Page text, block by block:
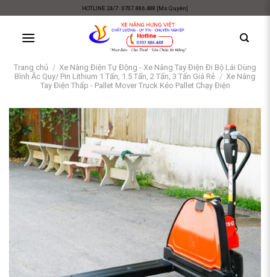
content
HOTLINE 24/7 : 0707.886.488 [Ms Quyên]
Trang chủ / Xe Nâng Điện Tự Động - Xe Nâng Tay Điện Đi Bộ Lái Dùng
Bình Ắc Quy/ Pin Lithium 1 Tấn, 1.5 Tấn, 2 Tấn, 3 Tấn Giá Rẻ / Xe Nâng
Tay Điện Thấp - Pallet Mover Truck Kéo Pallet Chạy Điện